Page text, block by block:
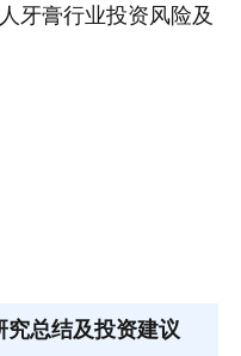
牙膏行业投资风险及
究总结及投资建议